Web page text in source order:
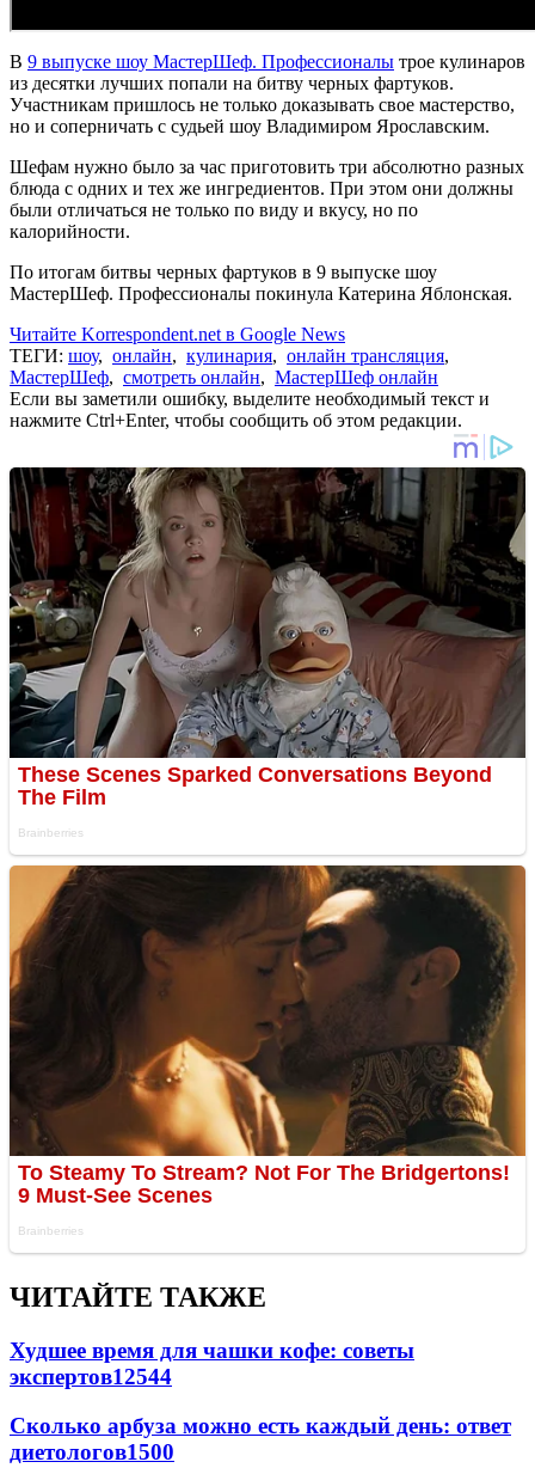
В 9 выпуске шоу МастерШеф. Профессионалы трое кулинаров
из десятки лучших попали на битву черных фартуков.
Участникам пришлось не только доказывать свое мастерство,
но и соперничать с судьей шоу Владимиром Ярославским.
Шефам нужно было за час приготовить три абсолютно разных
блюда с одних и тех же ингредиентов. При этом они должны
были отличаться не только по виду и вкусу, но по
калорийности.
По итогам битвы черных фартуков в 9 выпуске шоу
МастерШеф. Профессионалы покинула Катерина Яблонская.
Читайте Korrespondent.net в Google News
ТЕГИ: шоу, онлайн, кулинария, онлайн трансляция,
МастерШеф, смотреть онлайн, МастерШеф онлайн
Если вы заметили ошибку, выделите необходимый текст и
нажмите Ctrl+Enter, чтобы сообщить об этом редакции.
ЧИТАЙТЕ ТАКЖЕ
Худшее время для чашки кофе: советы
экспертов12544
Сколько арбуза можно есть каждый день: ответ
диетологов1500